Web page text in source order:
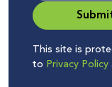
This site is
to Privacy Policy